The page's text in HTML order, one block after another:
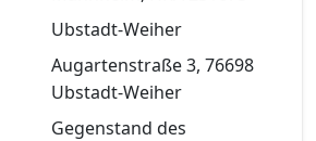
nach kostenloser
verfügbar
kostenlos registrieren
Ubstadt-Weiher
Augartenstraße 3, 76698
Ubstadt-Weiher
Gegenstand des